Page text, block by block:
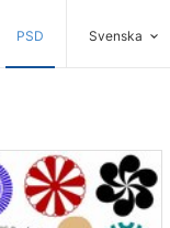
PSD Svenska